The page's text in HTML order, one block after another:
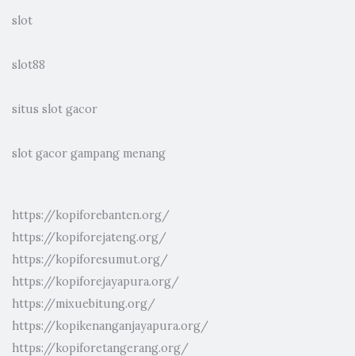
slot
slot88
situs slot gacor
slot gacor gampang menang
https://kopiforebanten.org/
https://kopiforejateng.org/
https://kopiforesumut.org/
https://kopiforejayapura.org/
https://mixuebitung.org/
https://kopikenanganjayapura.org/
https://kopiforetangerang.org/